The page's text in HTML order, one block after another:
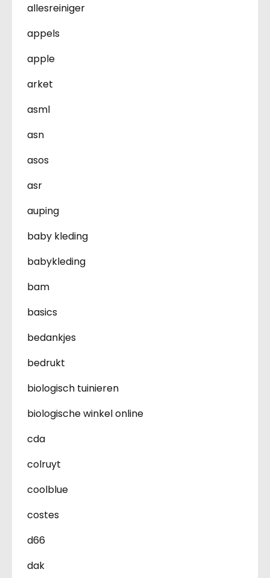
allesreiniger
appels
apple
arket
asml
asn
asos
asr
auping
baby kleding
babykleding
bam
basics
bedankjes
bedrukt
biologisch tuinieren
biologische winkel online
cda
colruyt
coolblue
costes
d66
dak